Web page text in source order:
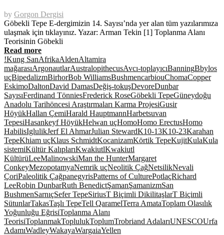
by Gorgon Dergisi
Göbekli Tepe E-dergimizin 14. Sayısı’nda yer alan tüm yazılarımıza
ulaşmak için tıklayınız. Yazar: Arman Tekin [1] Toplanma Alanı
Teorisinin Göbekli
Read more
!Kung SanAfrikaAldenAltamira
mağarasıArgonautlarAustralopithecusAvcı-toplayıcıBanningBbylos
uçBipedalizmBirhorBob WilliamsBushmencarbiouChomaCopper
EskimoDaltonDavid DamasDeğiş-tokuşDevoreDunbar
SayısıFerdinand TönniesFrederick RoseGöbekli TepeGüneydoğu
Anadolu Tarihöncesi Araştırmaları Karma ProjesiGusir
HöyükHallan ÇemiHarald HauptmannHarbetsuvan
TepesiHasankeyf HöyükHelwan uçHomoHomo ErectusHomo
HabilisIglulikJerf El AhmarJulian StewardK10-13K10-23Karahan
TepeKhiam uçKlaus SchmidtKocanizamKörtik TepeKujitKulaKula
sistemiKültür KalıplarıKwakiutlKwakiutl
KültürüLeeMalinowskiMan the HunterMargaret
ConkeyMezopotamyaNemrik uçNeolitik ÇağNetsilikNevali
ÇoriPaleolitik ÇağpanegyrisPatterns of CulturePotlaçRichard
LeeRobin DunbarRuth BenedictŞamanŞamanizmSan
BushmenSarnıçSefer TepeSiriusT Biçimli DikilitaşlarT Biçimli
SütunlarTakasTaşlı TepeTell QaramelTerra AmataToplam Olasılık
Yoğunluğu EğrisiToplanma Alanı
TeorisiToplanmakToplulukToplumTrobriand AdalarıUNESCOUrfa
AdamıWadleyWakayaWargaiaYellen